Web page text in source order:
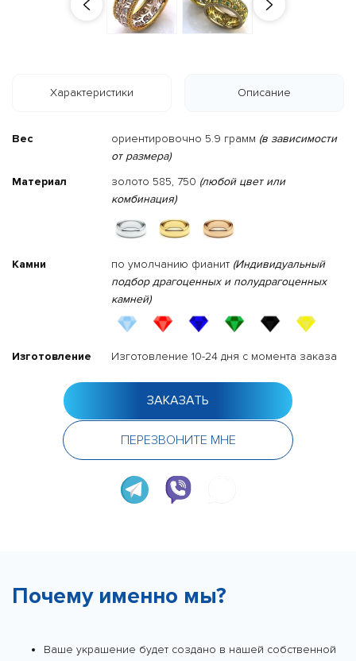
Характеристики Описание
Вес ориентировочно 5.9 грамм (в зависимости
от размера)
Материал
золото 585, 750 (любой цвет или
комбинация)
Камни по умолчанию фианит (Индивидуальный
подбор драгоценных и полудрагоценных
камней)
Изготовление Изготовление 10-24 дня с момента заказа
ЗАКАЗАТЬ
ПЕРЕЗВОНИТЕ МНЕ
Почему именно мы?
Ваше украшение будет создано в нашей собственной